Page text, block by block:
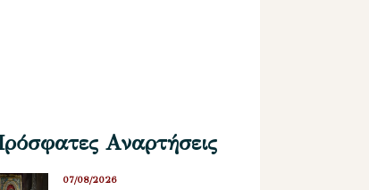
Αναρτήσεις
07/08/2026